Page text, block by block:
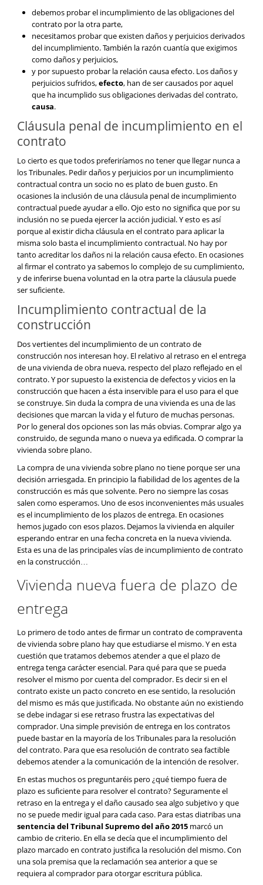
debemos probar el incumplimiento de las obligaciones del
contrato por la otra parte,
necesitamos probar que existen daños y perjuicios derivados
del incumplimiento. También la razón cuantía que exigimos
como daños y perjuicios,
y por supuesto probar la relación causa efecto. Los daños y
perjuicios sufridos,efecto, han de ser causados por aquel
que ha incumplido sus obligaciones derivadas del contrato,
causa.
Cláusula penal de incumplimiento en el
contrato
Lo cierto es que todos preferiríamos no tener que llegar nunca a
los Tribunales. Pedir daños y perjuicios por un incumplimiento
contractual contra un socio no es plato de buen gusto. En
ocasiones la inclusión de una cláusula penal de incumplimiento
contractual puede ayudar a ello. Ojo esto no significa que por su
inclusión no se pueda ejercer la acción judicial. Y esto es así
porque al existir dicha cláusula en el contrato para aplicar la
misma solo basta el incumplimiento contractual. No hay por
tanto acreditar los daños ni la relación causa efecto. En ocasiones
al firmar el contrato ya sabemos lo complejo de su cumplimiento,
y de inferirse buena voluntad en la otra parte la cláusula puede
ser suficiente.
Incumplimiento contractual de la
construcción
Dos vertientes del incumplimiento de un contrato de
construcción nos interesan hoy. El relativo al retraso en el entrega
de una vivienda de obra nueva, respecto del plazo reflejado en el
contrato. Y por supuesto la existencia de defectos y vicios en la
construcción que hacen a ésta inservible para el uso para el que
se construye. Sin duda la compra de una vivienda es una de las
decisiones que marcan la vida y el futuro de muchas personas.
Por lo general dos opciones son las más obvias. Comprar algo ya
construido, de segunda mano o nueva ya edificada. O comprar la
vivienda sobre plano.
La compra de una vivienda sobre plano no tiene porque ser una
decisión arriesgada. En principio la fiabilidad de los agentes de la
construcción es más que solvente. Pero no siempre las cosas
salen como esperamos. Uno de esos inconvenientes más usuales
es el incumplimiento de los plazos de entrega. En ocasiones
hemos jugado con esos plazos. Dejamos la vivienda en alquiler
esperando entrar en una fecha concreta en la nueva vivienda.
Esta es una de las principales vías de incumplimiento de contrato
en la construcción…
Vivienda nueva fuera de plazo de
entrega
Lo primero de todo antes de firmar un contrato de compraventa
de vivienda sobre plano hay que estudiarse el mismo. Y en esta
cuestión que tratamos debemos atender a que el plazo de
entrega tenga carácter esencial. Para qué para que se pueda
resolver el mismo por cuenta del comprador. Es decir si en el
contrato existe un pacto concreto en ese sentido, la resolución
del mismo es más que justificada. No obstante aún no existiendo
se debe indagar si ese retraso frustra las expectativas del
comprador. Una simple previsión de entrega en los contratos
puede bastar en la mayoría de los Tribunales para la resolución
del contrato. Para que esa resolución de contrato sea factible
debemos atender a la comunicación de la intención de resolver.
En estas muchos os preguntaréis pero ¿qué tiempo fuera de
plazo es suficiente para resolver el contrato? Seguramente el
retraso en la entrega y el daño causado sea algo subjetivo y que
no se puede medir igual para cada caso. Para estas diatribas una
sentencia del Tribunal Supremo del año 2015 marcó un
cambio de criterio. En ella se decía que el incumplimiento del
plazo marcado en contrato justifica la resolución del mismo. Con
una sola premisa que la reclamación sea anterior a que se
requiera al comprador para otorgar escritura pública.